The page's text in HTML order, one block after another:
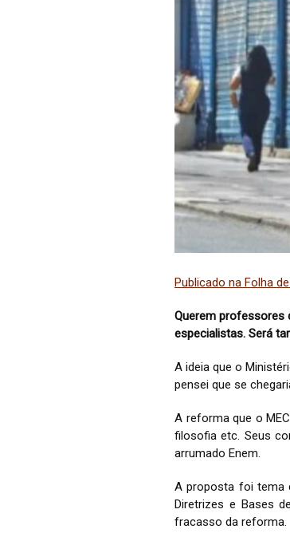
Publicado na Folha
Querem professores
especialistas. Será
A ideia que o
pensei que se
A reforma que o
filosofia etc. Seus
arrumado Enem.
A proposta foi tema
Diretrizes e Bases
fracasso da reforma.